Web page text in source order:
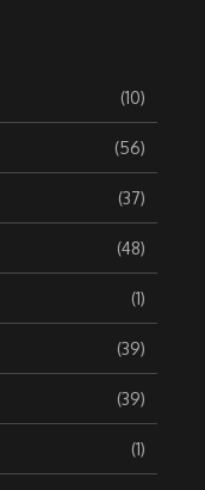
(10)
(56)
(37)
(48)
(1)
(39)
(39)
(1)